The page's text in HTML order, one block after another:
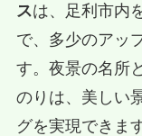
スは、足利市内
で、多少のアッ
す。夜景の名所
のりは、美しい
グを実現できます